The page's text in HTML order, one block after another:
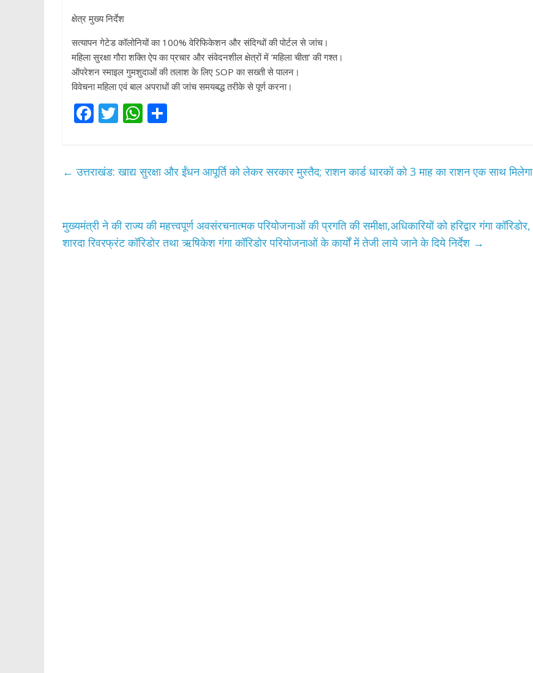
क्षेत्र मुख्य निर्देश
सत्यापन गेटेड कॉलोनियों का 100% वेरिफिकेशन और संदिग्धों की पोर्टल से जांच।
महिला सुरक्षा गौरा शक्ति ऐप का प्रचार और संवेदनशील क्षेत्रों में ‘महिला चीता’ की गश्त।
ऑपरेशन स्माइल गुमशुदाओं की तलाश के लिए SOP का सख्ती से पालन।
विवेचना महिला एवं बाल अपराधों की जांच समयबद्ध तरीके से पूर्ण करना।
F
b
k
T
er
W
s
p
e
← उत्तराखंड: खाद्य सुरक्षा और ईंधन आपूर्ति को लेकर सरकार मुस्तैद; राशन कार्ड धारकों को 3 माह का राशन एक साथ मिलेगा
मुख्यमंत्री ने की राज्य की महत्त्वपूर्ण अवसंरचनात्मक परियोजनाओं की प्रगति की समीक्षा,अधिकारियों को हरिद्वार गंगा कॉरिडोर,
शारदा रिवरफ्रंट कॉरिडोर तथा ऋषिकेश गंगा कॉरिडोर परियोजनाओं के कार्यों में तेजी लाये जाने के दिये निर्देश →